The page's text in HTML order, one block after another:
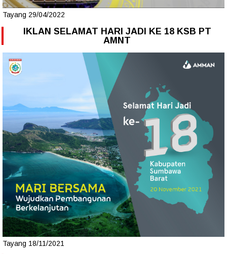
Tayang 29/04/2022
IKLAN SELAMAT HARI JADI KE 18 KSB PT
AMNT
Tayang 18/11/2021